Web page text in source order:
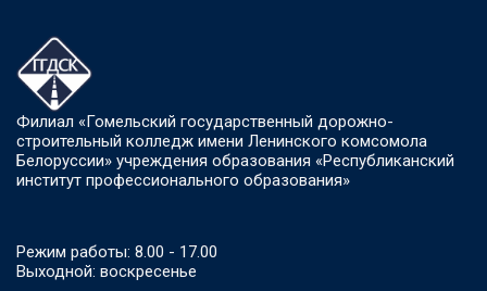
Филиал «Гомельский государственный дорожно-
строительный колледж имени Ленинского комсомола
Белоруссии» учреждения образования «Республиканский
институт профессионального образования»
Режим работы: 8.00 - 17.00
Выходной: воскресенье